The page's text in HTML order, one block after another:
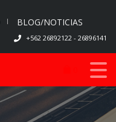
BLOG/NOTICIAS
+562 26892122 - 26896141